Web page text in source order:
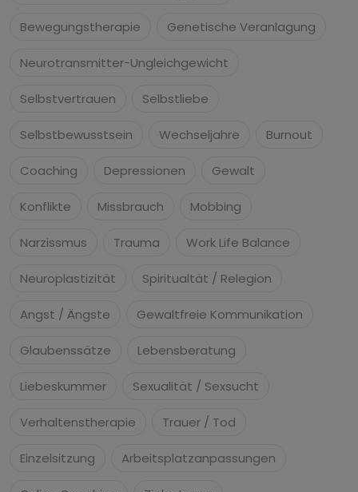
Bewegungstherapie Genetische Veranlagung
Neurotransmitter-Ungleichgewicht
Selbstvertrauen Selbstliebe
Selbstbewusstsein Wechseljahre Burnout
Coaching Depressionen Gewalt
Konflikte Missbrauch Mobbing
Narzissmus Trauma Work Life Balance
Neuroplastizität Spiritualtät / Relegion
Angst / Ängste Gewaltfreie Kommunikation
Glaubenssätze Lebensberatung
Liebeskummer Sexualität / Sexsucht
Verhaltenstherapie Trauer / Tod
Einzelsitzung Arbeitsplatzanpassungen